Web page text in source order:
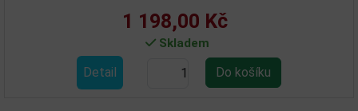
1 198,00 Kč
Skladem
Detail